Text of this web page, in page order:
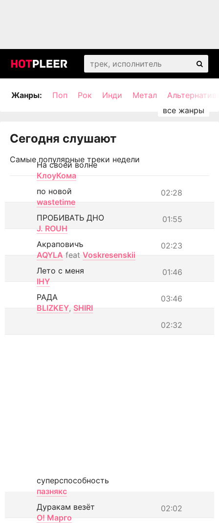
Жанры: Поп Рок Инди Метал
Сегодня слушают
Самые популярные треки недели
На своей волне
КлоуКома
02:28
по новой
wastetime
01:55
ПРОБИВАТЬ ДНО
J. ROUH
02:23
Акраповичъ
AQYLA feat Voskresenskii
01:46
Лето с меня
IHY
03:46
РАДА
BLIZKEY, SHIRI
02:32
суперспособность
пазнякс
02:02
Дуракам везёт
О! Марго